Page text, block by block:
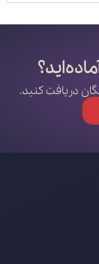
دریافت کنید.